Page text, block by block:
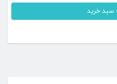
سبد خرید
محصول